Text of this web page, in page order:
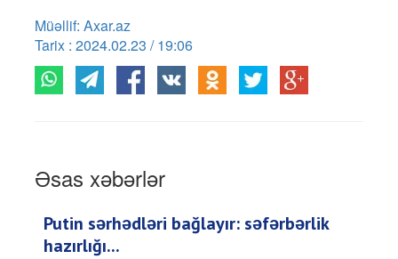
Müəllif: Axar.az
Tarix : 2024.02.23 / 19:06
Əsas xəbərlər
Putin sərhədləri bağlayır: səfərbərlik
hazırlığı...